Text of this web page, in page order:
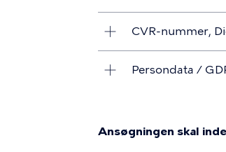
CVR-nummer,
Persondata /
Ansøgningen skal